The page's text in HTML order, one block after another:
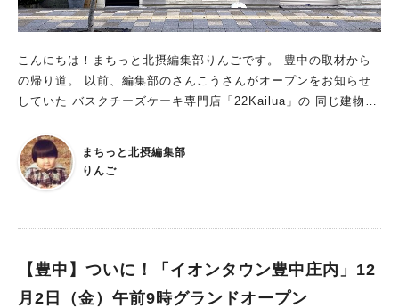
こんにちは！まちっと北摂編集部りんごです。 豊中の取材から
の帰り道。 以前、編集部のさんこうさんがオープンをお知らせ
していた バスクチーズケーキ専門店「22Kailua」の 同じ建物？
知を発見。 あいにく中は見えなかったのですが、 ほのかにパン
の焼く匂いが漂っていたんです！ 準備をされているのでしょう
か…？ どのような食パンが販売されるのか楽しみ！ オープン
まちっと北摂編集部
りんご
【豊中】ついに！「イオンタウン豊中庄内」12
月2日（金）午前9時グランドオープン